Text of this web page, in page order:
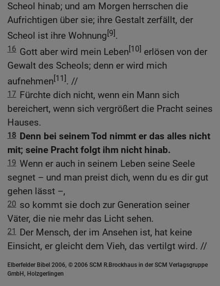
Scheol hinab; und am Morgen herrschen die
Aufrichtigen über sie; ihre Gestalt zerfällt, der
Scheol ist ihre Wohnung[9].
16 Gott aber wird mein Leben[10] erlösen von der
Gewalt des Scheols; denn er wird mich
aufnehmen[11]. //
17 Fürchte dich nicht, wenn ein Mann sich
bereichert, wenn sich vergrößert die Pracht seines
Hauses.
18 Denn bei seinem Tod nimmt er das alles nicht
mit; seine Pracht folgt ihm nicht hinab.
19 Wenn er auch in seinem Leben seine Seele
segnet – und man preist dich, wenn du es dir gut
gehen lässt –,
20 so kommt sie doch zur Generation seiner
Väter, die nie mehr das Licht sehen.
21
Der Mensch, der im Ansehen ist, hat keine
Einsicht, er gleicht dem Vieh, das vertilgt wird. //
Elberfelder Bibel 2006, © 2006 SCM R.Brockhaus in der SCM Verlagsgruppe
GmbH, Holzgerlingen